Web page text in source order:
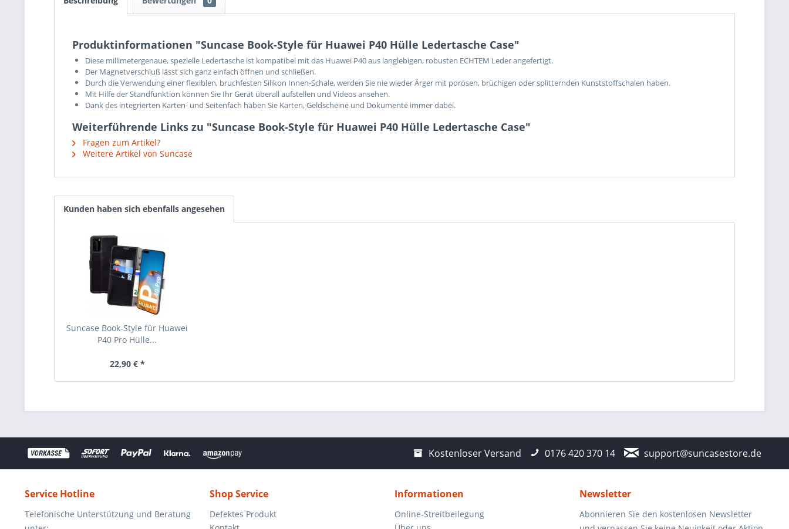
Produktinformationen "Suncase Book-Style für Huawei P40 Hülle Ledertasche Case"
Diese millimetergenaue, spezielle Ledertasche ist kompatibel mit das Huawei P40 aus langlebigen, robusten ECHTEM Leder angefertigt.
Der Magnetverschluß lässt sich ganz einfach öffnen und schließen.
Durch die Verwendung einer flexiblen, bruchfesten Silikon Innen-Schale, werden Sie nie wieder Ärger mit porösen, brüchigen oder splitternden Kunststoffschalen haben.
Mit Hilfe der Standfunktion können Sie Ihr Gerät überall aufstellen und Videos ansehen.
Dank des integrierten Karten- und Seitenfach haben Sie Karten, Geldscheine und Dokumente immer dabei.
Weiterführende Links zu "Suncase Book-Style für Huawei P40 Hülle Ledertasche Case"
Fragen zum Artikel?
Weitere Artikel von Suncase
Kunden haben sich ebenfalls angesehen
Suncase Book-Style für Huawei
P40 Pro Hülle...
22,90 € *
Kostenloser Versand 0176 420 370 14 support@suncasestore.de
Service Hotline
Telefonische Unterstützung und Beratung
Shop Service
Defektes Produkt
Informationen
Online-Streitbeilegung
Newsletter
Abonnieren Sie den kostenlosen Newsletter